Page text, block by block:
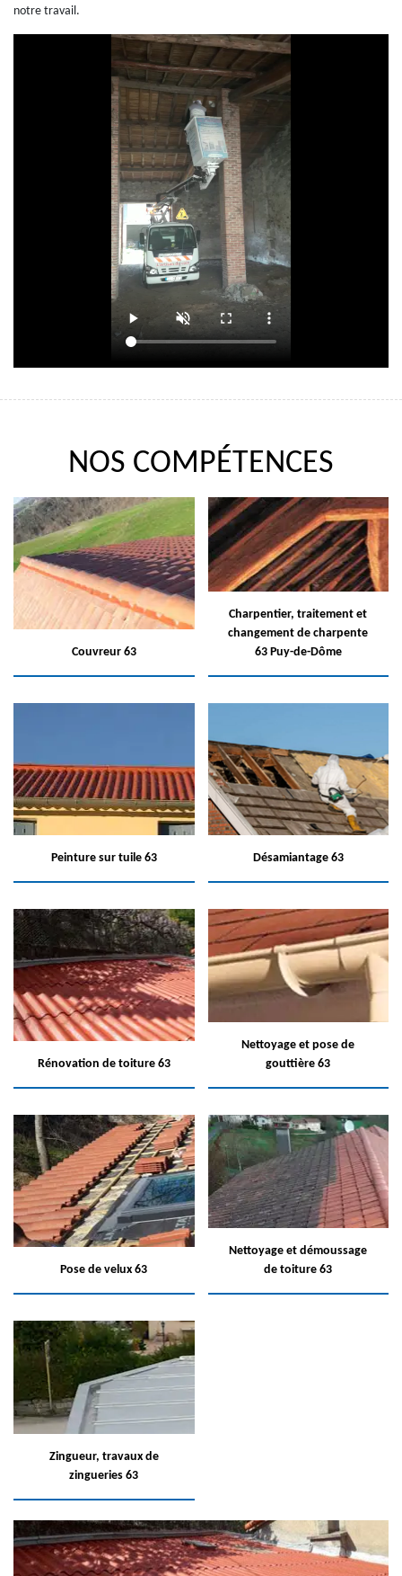
notre travail.
NOS COMPÉTENCES
Couvreur 63
Charpentier, traitement et
changement de charpente
63 Puy-de-Dôme
Peinture sur tuile 63 Désamiantage 63
Rénovation de toiture 63
Nettoyage et pose de
gouttière 63
Pose de velux 63
Nettoyage et démoussage
de toiture 63
Zingueur, travaux de
zingueries 63